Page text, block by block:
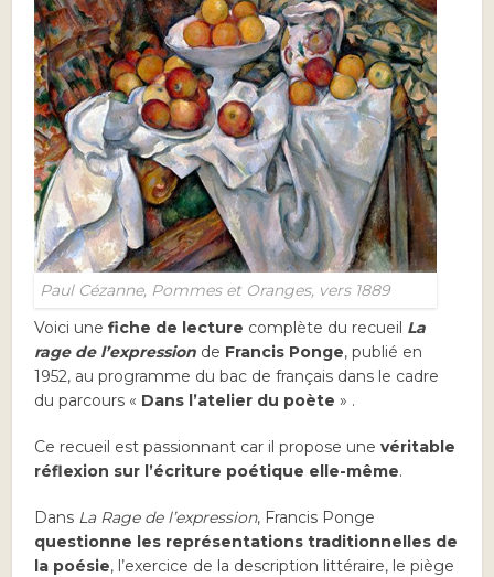
Paul Cézanne, Pommes et Oranges, vers 1889
Voici unefiche de lecture complète du recueil La
rage de l’expression de Francis Ponge, publié en
1952, au programme du bac de français dans le cadre
du parcours « Dans l’atelier du poète » .
Ce recueil est passionnant car il propose unevéritable
réflexion sur l’écriture poétique elle-même.
Dans La Rage de l’expression, Francis Ponge
questionne les représentations traditionnelles de
la poésie, l’exercice de la description littéraire, le piège